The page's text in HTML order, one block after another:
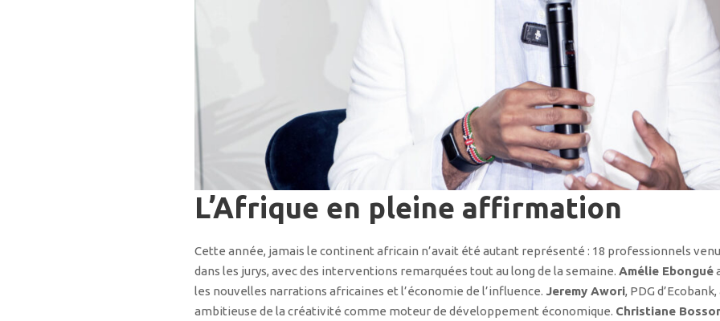
L’Afrique en pleine affirmation
Cette année, jamais le continent africain n’avait été autant représenté : 18 professionnels
dans les jurys, avec des interventions remarquées tout au long de la semaine. Amélie Ebongué
les nouvelles narrations africaines et l’économie de l’influence. Jeremy Awori, PDG
ambitieuse de la créativité comme moteur de développement économique. Christiane